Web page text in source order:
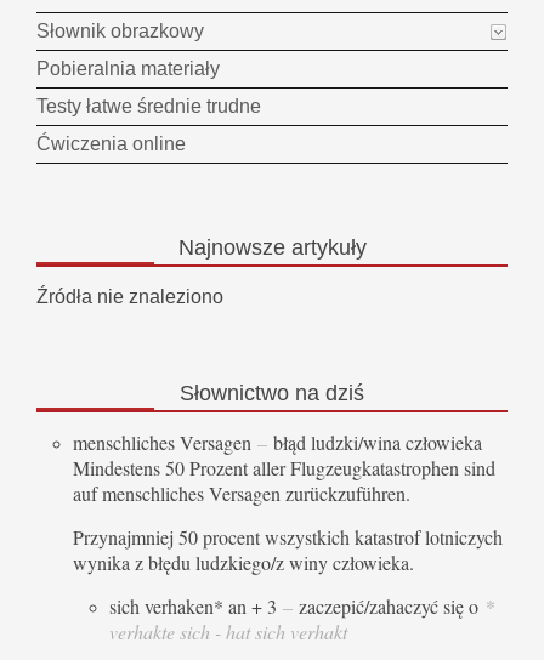
Słownik obrazkowy
Pobieralnia materiały
Testy łatwe średnie trudne
Ćwiczenia online
Najnowszeartykuły
Źródła nie znaleziono
Słownictwo na dziś
menschliches Versagen – błąd ludzki/wina człowieka
Mindestens 50 Prozent aller Flugzeugkatastrophen sind
auf menschliches Versagen zurückzuführen.
Przynajmniej 50 procent wszystkich katastrof lotniczych
wynika z błędu ludzkiego/z winy człowieka.
sich verhaken* an + 3 – zaczepić/zahaczyć się o *
verhakte sich - hat sich verhakt